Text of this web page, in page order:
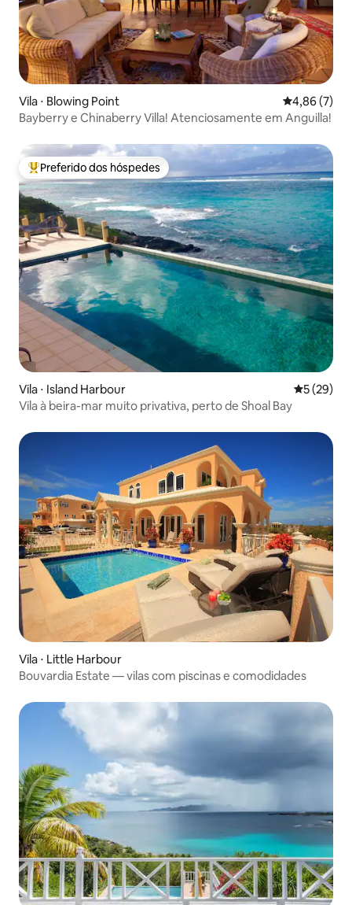
Vila ⋅ Blowing Point 4,86 de uma
4,86 (7)
Bayberry e Chinaberry Villa! Atenciosamente em Anguilla!
Entre os melhores preferidos dos hóspedes
Preferido dos hóspedes
Vila ⋅ Island Harbour 5 de uma
5 (29)
Vila à beira-mar muito privativa, perto de Shoal Bay
Vila ⋅ Little Harbour
Bouvardia Estate — vilas com piscinas e comodidades